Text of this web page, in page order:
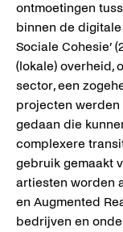
ontmoetingen
binnen de
Sociale Cohesie’
(lokale) overheid,
sector, een
projecten werden
gedaan die
complexere
gebruik gemaakt
artiesten worden
en Augmented
bedrijven en